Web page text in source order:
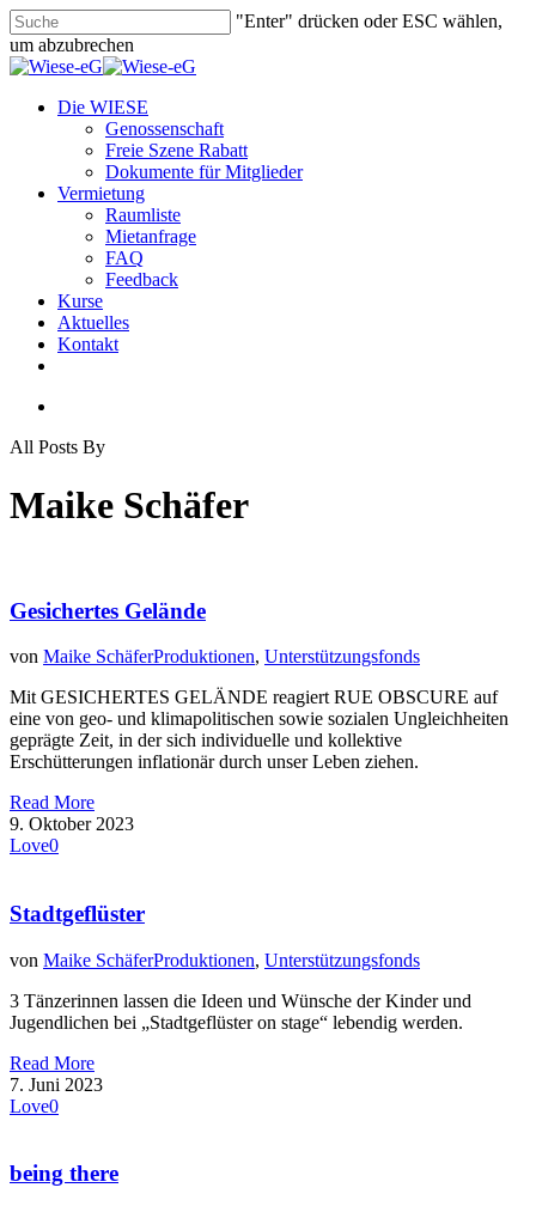
Skip
to
main
"Enter" drücken oder ESC wählen,
um abzubrechen
Close
search
Menu
Die WIESE
Genossenschaft
Freie Szene Rabatt
Dokumente für Mitglieder
Vermietung
Raumliste
Mietanfrage
FAQ
Feedback
Kurse
Aktuelles
Kontakt
All Posts By
Maike Schäfer
Gesichertes Gelände
von Maike SchäferProduktionen, Unterstützungsfonds
Mit GESICHERTES GELÄNDE reagiert RUE OBSCURE auf
eine von geo- und klimapolitischen sowie sozialen Ungleichheiten
geprägte Zeit, in der sich individuelle und kollektive
Erschütterungen inflationär durch unser Leben ziehen.
Read More
9. Oktober 2023
Love0
Stadtgeflüster
von Maike SchäferProduktionen, Unterstützungsfonds
3 Tänzerinnen lassen die Ideen und Wünsche der Kinder und
Jugendlichen bei „Stadtgeflüster on stage“ lebendig werden.
Read More
7. Juni 2023
Love0
being there